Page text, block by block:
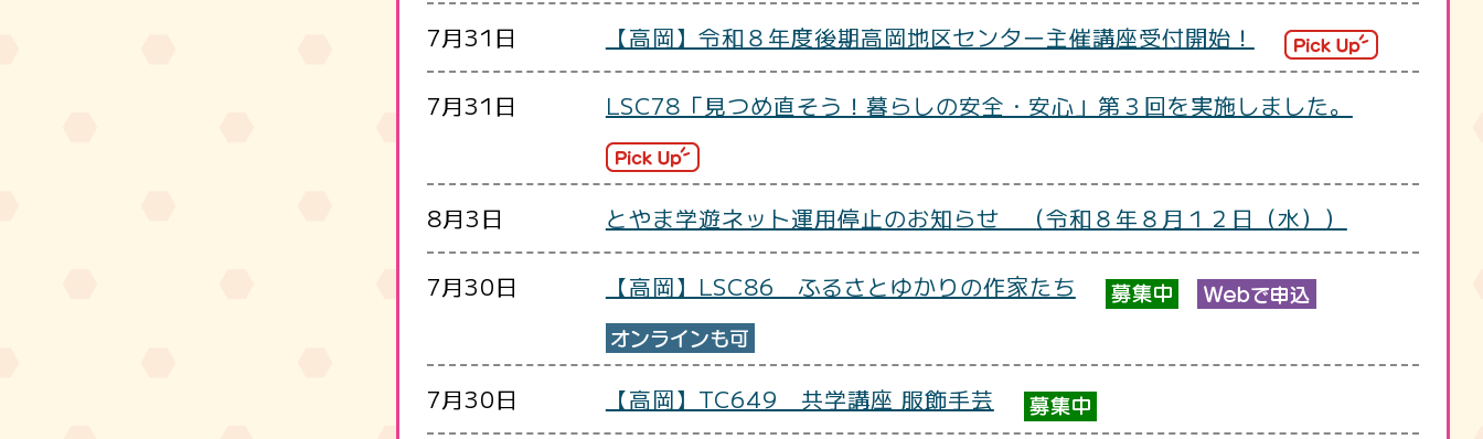
7月31日 【高岡】令和８年度後期高岡地区センター主催講座受付開始！
7月31日 LSC78「見つめ直そう！暮らしの安全・安心」第３回を実施しました。
8月3日 とやま学遊ネット運用停止のお知らせ （令和８年８月１２日（水））
7月30日 【高岡】LSC86 ふるさとゆかりの作家たち
7月30日 【高岡】TC649 共学講座 服飾手芸